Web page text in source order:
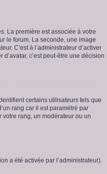
La première est associée à votre
le forum. La seconde, une image
C’est à l’administrateur d’activer
c’est peut-être une décision
certains utilisateurs tels que
rang car il est paramétré par
votre rang, un modérateur ou un
a été activée par l’administrateur).